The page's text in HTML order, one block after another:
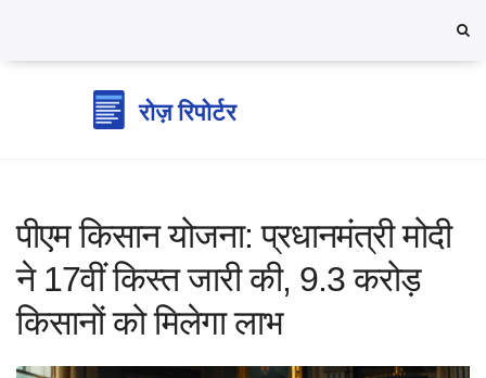
पीएम किसान योजना: प्रधानमंत्री मोदी
ने 17वीं किस्त जारी की, 9.3 करोड़
किसानों को मिलेगा लाभ